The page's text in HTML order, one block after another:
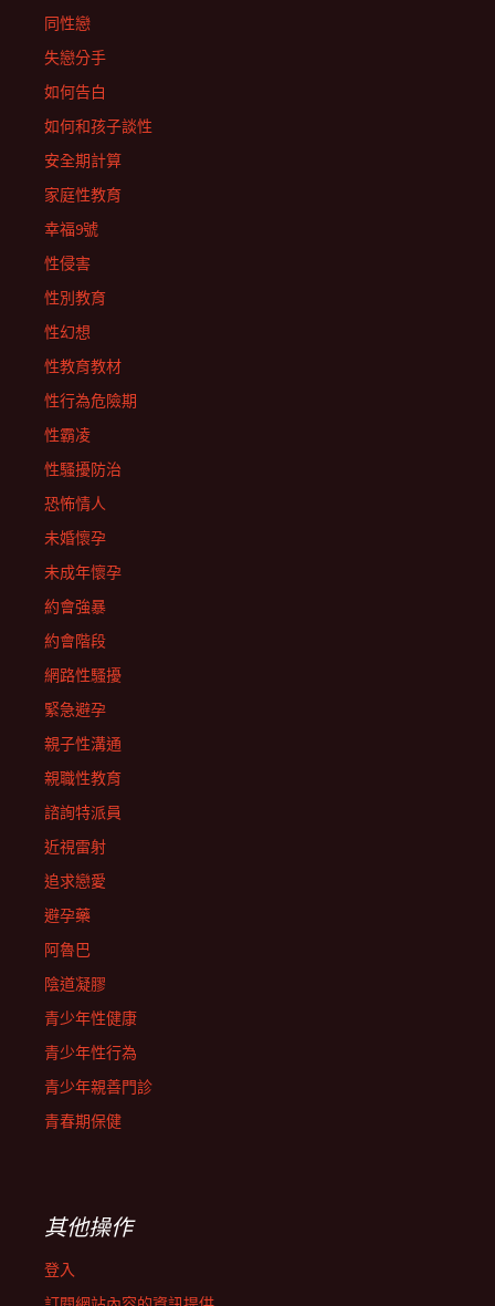
同性戀
失戀分手
如何告白
如何和孩子談性
安全期計算
家庭性教育
幸福9號
性侵害
性別教育
性幻想
性教育教材
性行為危險期
性霸凌
性騷擾防治
恐怖情人
未婚懷孕
未成年懷孕
約會強暴
約會階段
網路性騷擾
緊急避孕
親子性溝通
親職性教育
諮詢特派員
近視雷射
追求戀愛
避孕藥
阿魯巴
陰道凝膠
青少年性健康
青少年性行為
青少年親善門診
青春期保健
其他操作
登入